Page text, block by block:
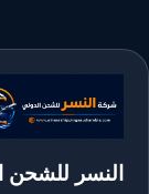
النسر للشحن